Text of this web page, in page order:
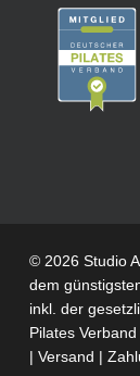
© 2026 Studio
dem
inkl. der
Pilates Verband
| Versand |